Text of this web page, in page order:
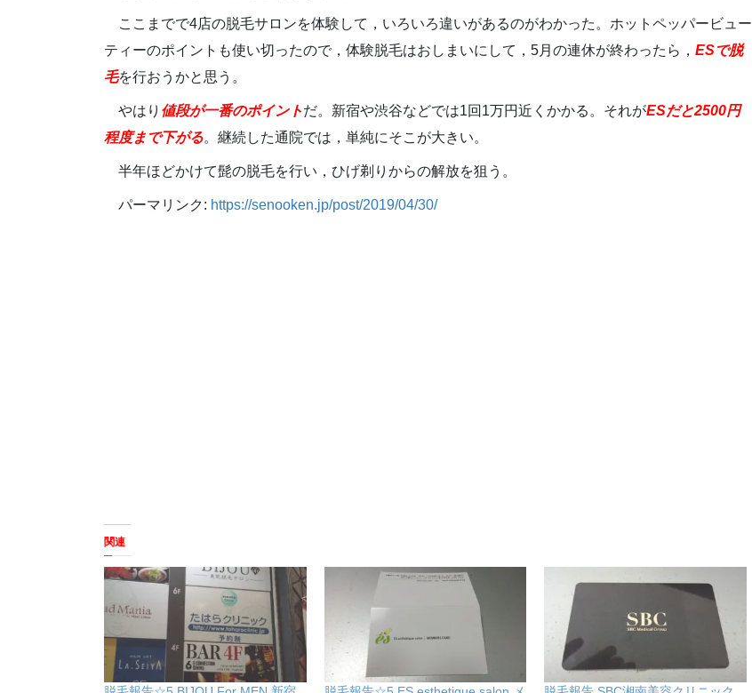
ここまでで4店の脱毛サロンを体験して，いろいろ違いがあるのがわかった。ホットペッパービュー
ティーのポイントも使い切ったので，体験脱毛はおしまいにして，5月の連休が終わったら， ESで脱
毛を行おうかと思う。
やはり 値段が一番のポイントだ。新宿や渋谷などでは1回1万円近くかかる。それがESだと2500円
程度まで下がる。継続した通院では，単純にそこが大きい。
半年ほどかけて髭の脱毛を行い，ひげ剃りからの解放を狙う。
パーマリンク: https://senooken.jp/post/2019/04/30/
関連